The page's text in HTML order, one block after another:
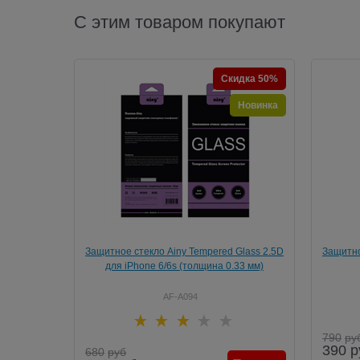
С этим товаром покупают
Защитное стекло Ainy Tempered Glass 2.5D
для iPhone 6/6s (толщина 0.33 мм)
AF-A094
Скидка 50%
Новинка
680 руб
Full
790
390